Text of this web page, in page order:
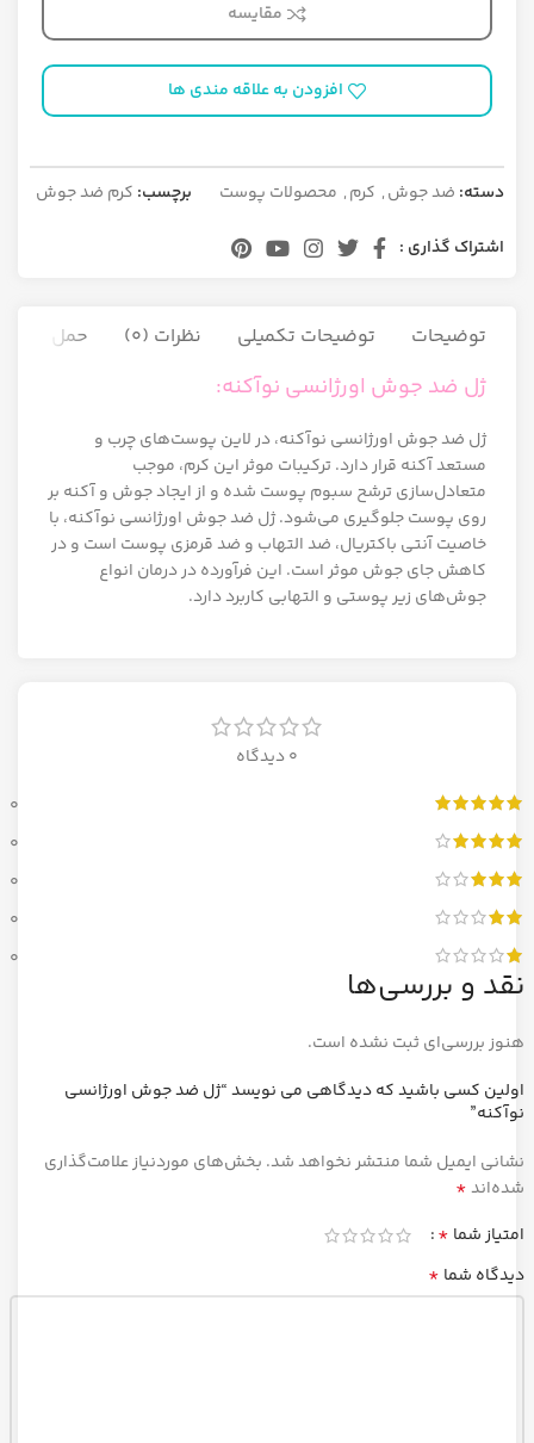
مقایسه
افزودن به علاقه مندی ها
دسته: ضد جوش, کرم, محصولات پوست برچسب: کرم ضد جوش
اشتراک گذاری :
توضیحات توضیحات تکمیلی نظرات (0) حمل و نقل
ژل ضد جوش اورژانسی نوآکنه:
ژل ضد جوش اورژانسی نوآکنه، در لاین پوست‌های چرب و
مستعد آکنه قرار دارد. ترکیبات موثر این کرم، موجب
متعادل‌سازی ترشح سبوم پوست شده و از ایجاد جوش و آکنه بر
روی پوست جلوگیری می‌شود. ژل ضد جوش اورژانسی نوآکنه، با
خاصیت آنتی باکتریال، ضد التهاب و ضد قرمزی پوست است و در
کاهش جای جوش موثر است. این فرآورده در درمان انواع
جوش‌های زیر پوستی و التهابی کاربرد دارد.
0 دیدگاه
0
0
0
0
0
نقد و بررسی‌ها
هنوز بررسی‌ای ثبت نشده است.
اولین کسی باشید که دیدگاهی می نویسد “ژل ضد جوش اورژانسی
نوآکنه”
نشانی ایمیل شما منتشر نخواهد شد. بخش‌های موردنیاز علامت‌گذاری
شده‌اند*
امتیاز شما *
دیدگاه شما *